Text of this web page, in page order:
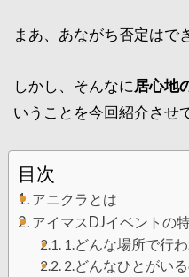
まあ、あながち否定はで
しかし、そんなに居心地
いうことを今回紹介させ
目次
アニクラとは
アイマスDJイベントの
1.どんな場所で行
2.どんなひとがいる